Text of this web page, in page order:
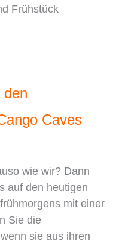
Frühstück
den
Caves
wie wir? Dann
auf den heutigen
mit einer
Sie die
sie aus ihren